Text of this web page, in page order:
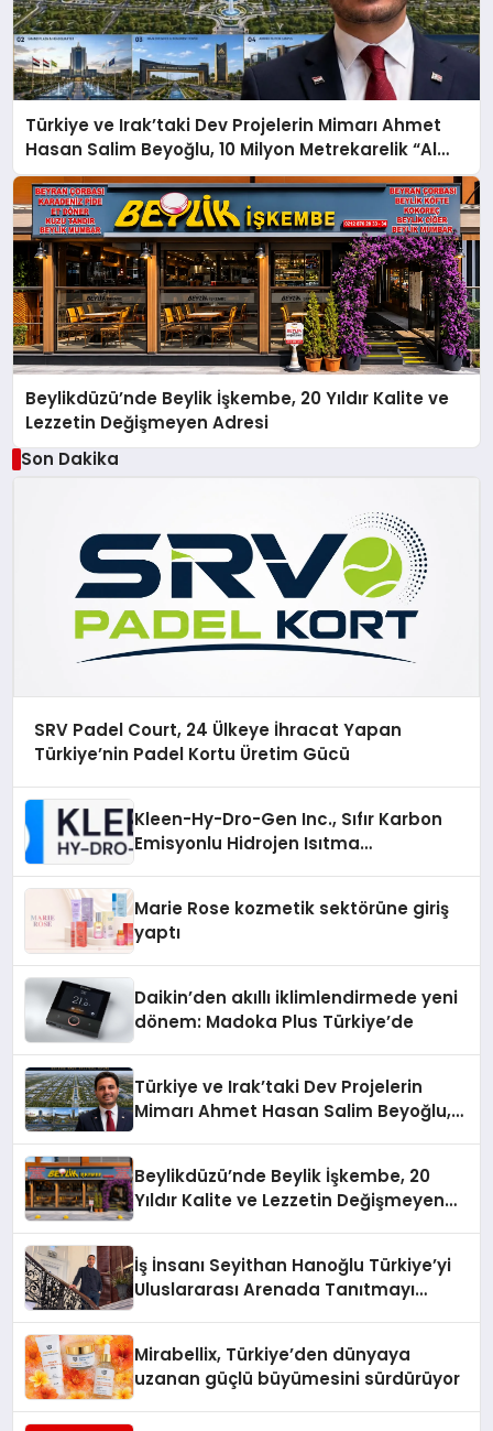
Türkiye ve Irak’taki Dev Projelerin Mimarı Ahmet
Hasan Salim Beyoğlu, 10 Milyon Metrekarelik “Al
Yusuf Holding Industrial City” Projesini Hayata
Geçirecek
Beylikdüzü’nde Beylik İşkembe, 20 Yıldır Kalite ve
Lezzetin Değişmeyen Adresi
Son Dakika
SRV Padel Court, 24 Ülkeye İhracat Yapan
Türkiye’nin Padel Kortu Üretim Gücü
Kleen-Hy-Dro-Gen Inc., Sıfır Karbon
Emisyonlu Hidrojen Isıtma
Marie Rose kozmetik sektörüne giriş
yaptı
Daikin’den akıllı iklimlendirmede yeni
dönem: Madoka Plus Türkiye’de
Türkiye ve Irak’taki Dev Projelerin
Mimarı Ahmet Hasan Salim Beyoğlu,
Hayata Geçirecek
Beylikdüzü’nde Beylik İşkembe, 20
Yıldır Kalite ve Lezzetin Değişmeyen
İş İnsanı Seyithan Hanoğlu Türkiye’yi
Uluslararası Arenada Tanıtmayı
Mirabellix, Türkiye’den dünyaya
uzanan güçlü büyümesini sürdürüyor